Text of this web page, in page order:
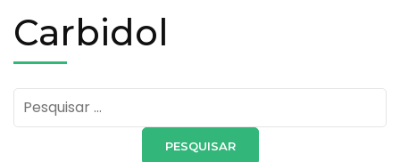
Carbidol
Pesquisar
por: